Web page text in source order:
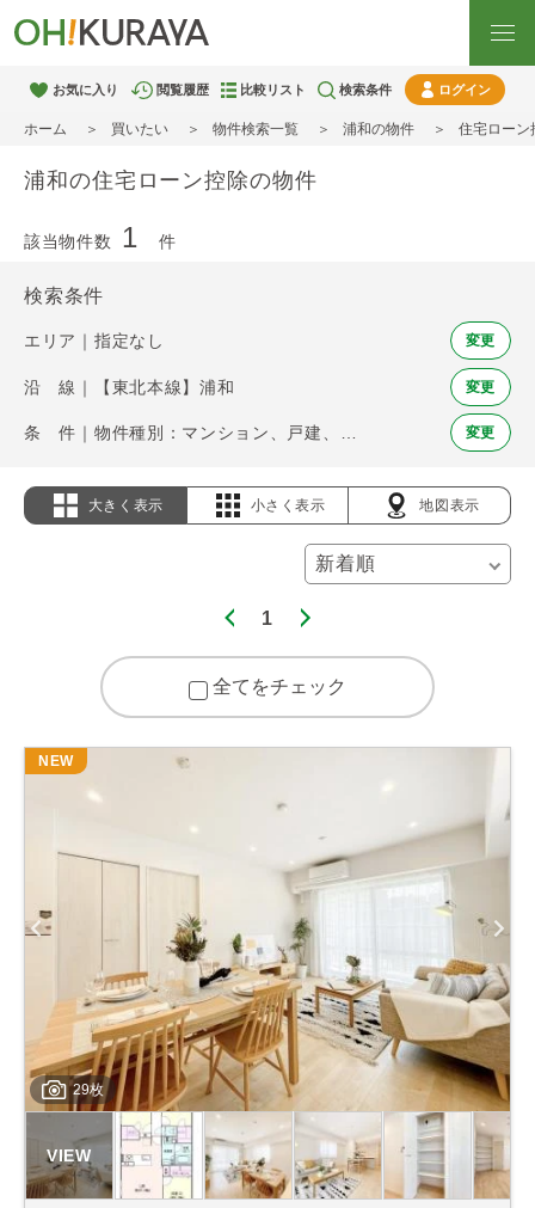
お気に入り 閲覧履歴 比較リスト 検索条件 ログイン
ホーム 買いたい 物件検索一覧 浦和の物件 住宅ローン
浦和の住宅ローン控除の物件
該当物件数 1 件
検索条件
エリア｜指定なし 変更
沿 線｜【東北本線】浦和 変更
変更
大きく表示 小さく表示 地図表示
1
全てをチェック
29枚
NEW